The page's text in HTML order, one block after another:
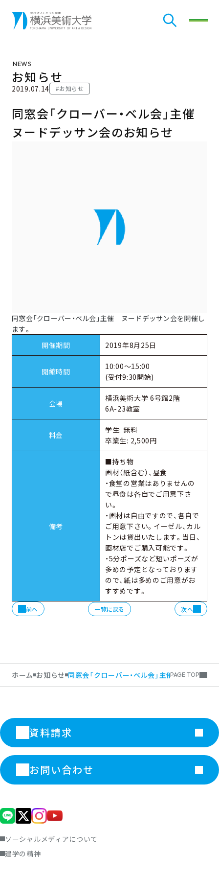
検索
NEWS
お知らせ
2019.07.14 #お知らせ
同窓会「クローバー・ベル会」主催
ヌードデッサン会のお知らせ
同窓会「クローバー・ベル会」主催 ヌードデッサン会を開催し
ます。
開催期間
2019年8月25日
開館時間
10:00～15:00
(受付9:30開始)
会場
横浜美術大学 6号館2階
6A-23教室
料金
学生: 無料
卒業生: 2,500円
備考
■持ち物
画材（紙含む）、昼食
・食堂の営業はありませんの
で昼食は各自でご用意下さ
い。
・画材は自由ですので、各自で
ご用意下さい。イーゼル、カル
トンは貸出いたします。当日、
画材店でご購入可能です。
・5分ポーズなど短いポーズが
多めの予定となっております
ので、紙は多めのご用意がお
すすめです。
前へ 一覧に戻る 次へ
ホーム お知らせ 同窓会「クローバー・ベル会」主催 ヌードデ
PAGE TOP
資料請求
お問い合わせ
ソーシャルメディアについて
建学の精神